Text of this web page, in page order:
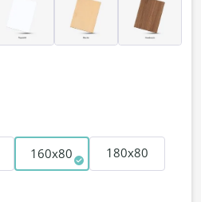
160x80 180x80